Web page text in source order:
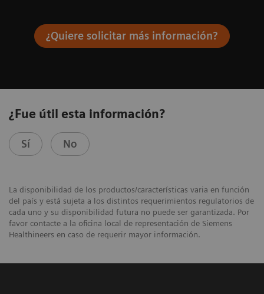
¿Quiere solicitar más información?
¿Fue útil esta información?
Sí No
La disponibilidad de los productos/características varia en función
del país y está sujeta a los distintos requerimientos regulatorios de
cada uno y su disponibilidad futura no puede ser garantizada. Por
favor contacte a la oficina local de representación de Siemens
Healthineers en caso de requerir mayor información.